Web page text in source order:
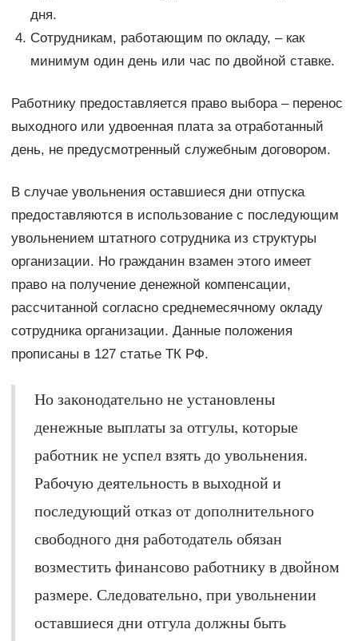
дня.
Сотрудникам, работающим по окладу, – как
минимум один день или час по двойной ставке.
Работнику предоставляется право выбора – перенос
выходного или удвоенная плата за отработанный
день, не предусмотренный служебным договором.
В случае увольнения оставшиеся дни отпуска
предоставляются в использование с последующим
увольнением штатного сотрудника из структуры
организации. Но гражданин взамен этого имеет
право на получение денежной компенсации,
рассчитанной согласно среднемесячному окладу
сотрудника организации. Данные положения
прописаны в 127 статье ТК РФ.
Но законодательно не установлены
денежные выплаты за отгулы, которые
работник не успел взять до увольнения.
Рабочую деятельность в выходной и
последующий отказ от дополнительного
свободного дня работодатель обязан
возместить финансово работнику в двойном
размере. Следовательно, при увольнении
оставшиеся дни отгула должны быть